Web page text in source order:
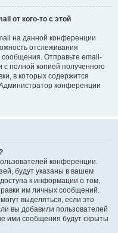
от кого-то с этой
на данной конференции
отслеживания
Отправьте email-
полной копией полученного
в которых содержится
конференции
конференции.
будут указаны в вашем
к информации о том,
им личных сообщений.
выделяться, если это
вы добавили пользователей
ими сообщения будут скрыты